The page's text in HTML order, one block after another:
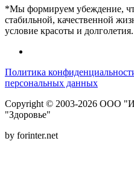
*Мы формируем убеждение,
стабильной, качественной
условие красоты и долголетия.
Политика
персональных данных
Copyright © 2003-2026 ООО
"Здоровье"
by forinter.net